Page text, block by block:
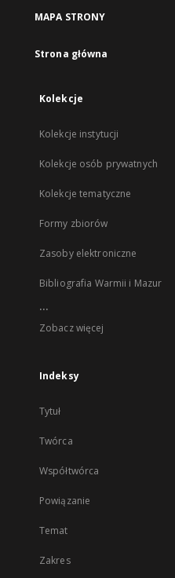
MAPA STRONY
Strona główna
Kolekcje
Kolekcje instytucji
Kolekcje osób prywatnych
Kolekcje tematyczne
Formy zbiorów
Zasoby elektroniczne
Bibliografia Warmii i Mazur
...
Zobacz więcej
Indeksy
Tytuł
Twórca
Współtwórca
Powiązanie
Temat
Zakres